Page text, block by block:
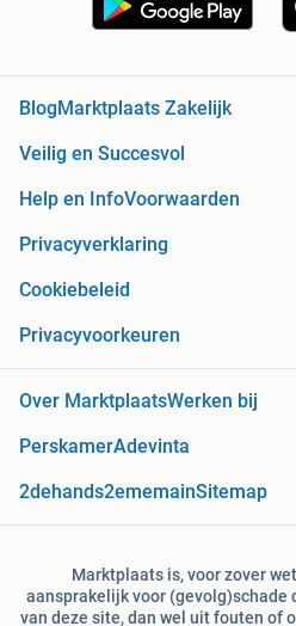
Blog Marktplaats Zakelijk
Veilig en Succesvol
Help en InfoVoorwaarden
Privacyverklaring
Cookiebeleid
Privacyvoorkeuren
Over MarktplaatsWerken bij
PerskamerAdevinta
2dehands2ememainSitemap
Marktplaats is, voor zover
aansprakelijk voor (gevolg)schade
van deze site, dan wel uit fouten of